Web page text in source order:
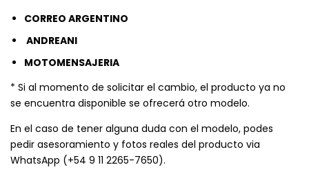
CORREO ARGENTINO
ANDREANI
MOTOMENSAJERIA
* Si al momento de solicitar el cambio, el producto ya no
se encuentra disponible se ofrecerá otro modelo.
En el caso de tener alguna duda con el modelo, podes
pedir asesoramiento y fotos reales del producto via
WhatsApp (+54 9 11 2265-7650).